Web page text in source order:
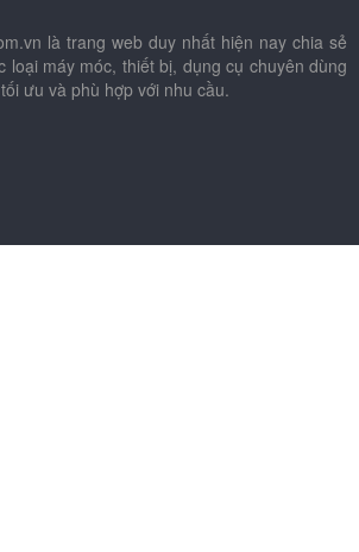
là trang web duy nhất hiện nay chia sẻ
loại máy móc, thiết bị, dụng cụ chuyên dùng
ưu và phù hợp với nhu cầu.